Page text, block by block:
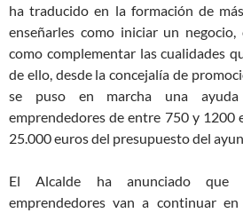
ha traducido en la formación de
enseñarles como iniciar un
como complementar las cualidades
de ello, desde la concejalía de
se puso en marcha una
emprendedores de entre 750 y 1200
25.000 euros del presupuesto del
El Alcalde ha anunciado que
emprendedores van a continuar